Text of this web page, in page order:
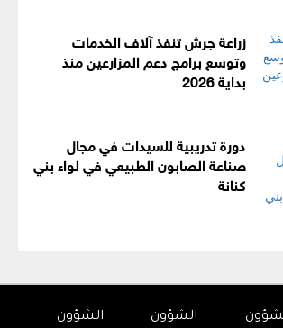
زراعة جرش تنفذ آلاف الخدمات
وتوسع برامج دعم المزارعين منذ
بداية 2026
دورة تدريبية للسيدات في مجال
صناعة الصابون الطبيعي في لواء بني
كنانة
الشؤون
الشؤون